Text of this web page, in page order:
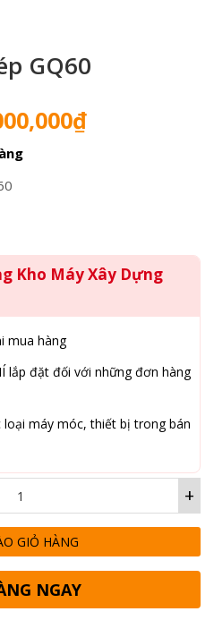
GQ60
₫Giá
Kho Máy Xây Dựng
mua hàng
lắp đặt đối với những đơn hàng
loại máy móc, thiết bị trong bán
+
GIỎ HÀNG
NGAY